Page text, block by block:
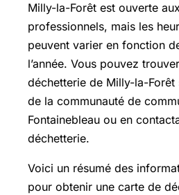
Milly-la-Forêt est ouverte
professionnels, mais les
peuvent varier en fonction
l’année. Vous pouvez
déchetterie de Milly-la-Forêt
de la communauté de
Fontainebleau ou en
déchetterie.
Voici un résumé des
pour obtenir une carte de